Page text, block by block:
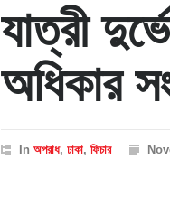
যাত্রী
অধিকার
In অপরাধ, ঢাকা, ফিচার